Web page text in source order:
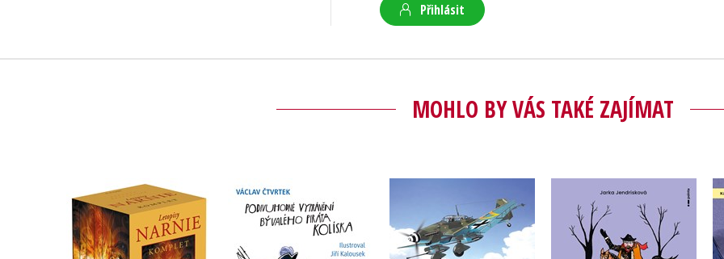
Přihlásit
MOHLO BY VÁS TAKÉ ZAJÍMAT
NARNIE – komplet
1.-7.díl – box
C. S. Lewis
Podivuhodné vyprávění
bývalého piráta
Kolíska
Václav Čtvrtek
Bitevní letectvo
Marek Brzkovský
Daně na příští rok
Jaroslava Jendrisková